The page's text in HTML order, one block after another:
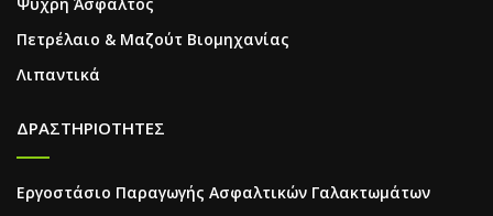
Ψυχρή Άσφαλτος
Πετρέλαιο & Μαζούτ Βιομηχανίας
Λιπαντικά
ΔΡΑΣΤΗΡΙΟΤΗΤΕΣ
Εργοστάσιο Παραγωγής Ασφαλτικών Γαλακτωμάτων